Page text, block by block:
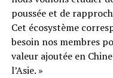
poussée et de
Cet écosystème
besoin nos membres
valeur ajoutée en
l’Asie. »